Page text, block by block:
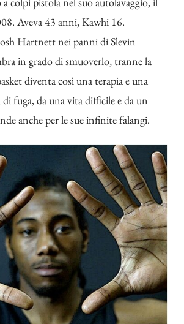
Aveva 43 anni, Kawhi 16.
Hartnett nei panni di Slevin
in grado di smuoverlo, tranne la
diventa così una terapia e una
di fuga, da una vita difficile e da un
anche per le sue infinite falangi.